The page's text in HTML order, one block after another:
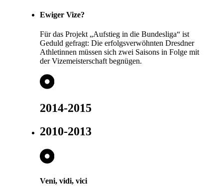
Ewiger Vize?
Für das Projekt „Aufstieg in die Bundesliga“ ist
Geduld gefragt: Die erfolgsverwöhnten Dresdner
Athletinnen müssen sich zwei Saisons in Folge mit
der Vizemeisterschaft begnügen.
2014-2015
2010-2013
Veni, vidi, vici